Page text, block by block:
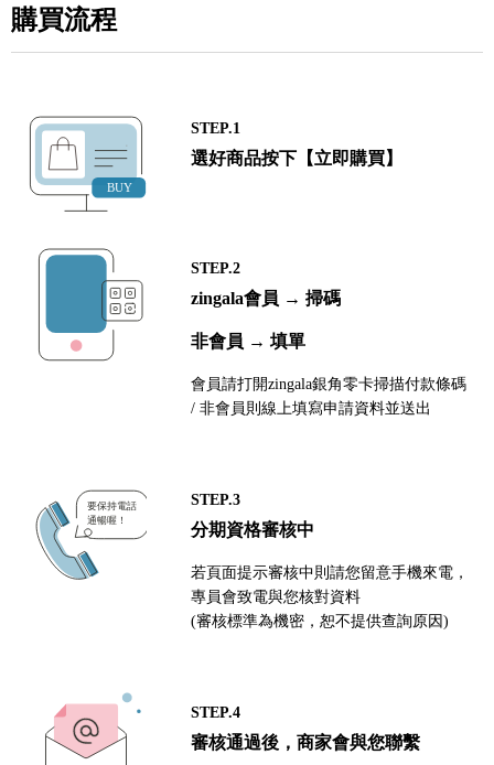
購買流程
STEP.1
選好商品按下【立即購買】
STEP.2
zingala會員 → 掃碼
非會員 → 填單
會員請打開zingala銀角零卡掃描付款條碼
/ 非會員則線上填寫申請資料並送出
STEP.3
分期資格審核中
若頁面提示審核中則請您留意手機來電，
專員會致電與您核對資料
(審核標準為機密，恕不提供查詢原因)
STEP.4
審核通過後，商家會與您聯繫